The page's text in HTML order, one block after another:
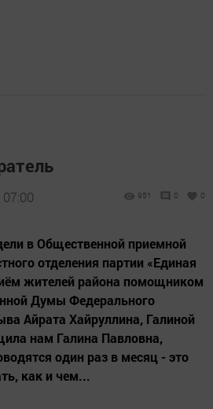
951 0 0
в Общественной приемной
отделения партии «Единая
жителей района помощником
Думы Федерального
Айрата Хайруллина, Галиной
нам Галина Павловна,
один раз в месяц - это
как и чем...